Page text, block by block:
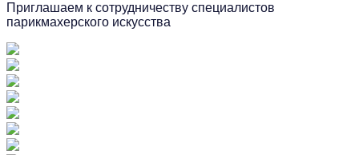
Приглашаем к сотрудничеству специалистов
парикмахерского искусства